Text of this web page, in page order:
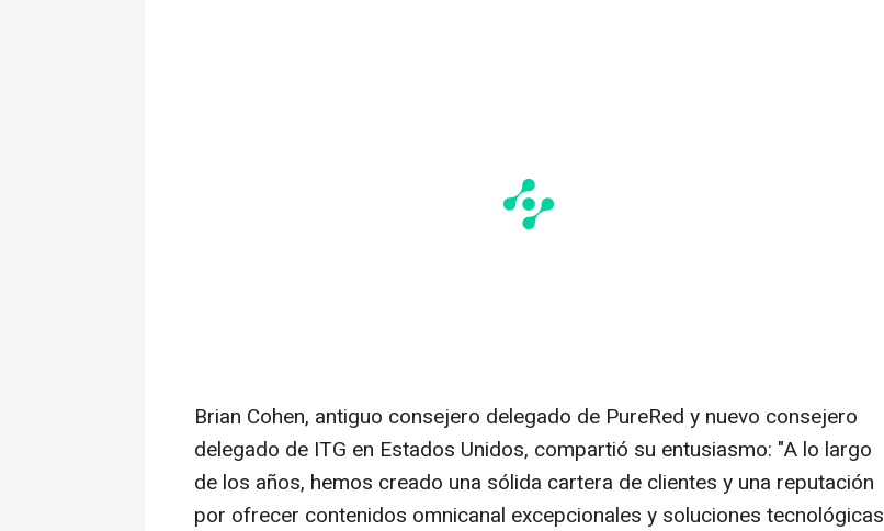
Brian Cohen, antiguo consejero delegado de PureRed y nuevo consejero
delegado de ITG en Estados Unidos, compartió su entusiasmo: "A lo largo
de los años, hemos creado una sólida cartera de clientes y una reputación
por ofrecer contenidos omnicanal excepcionales y soluciones tecnológicas